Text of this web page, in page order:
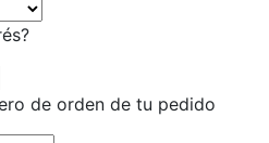
de orden de tu pedido